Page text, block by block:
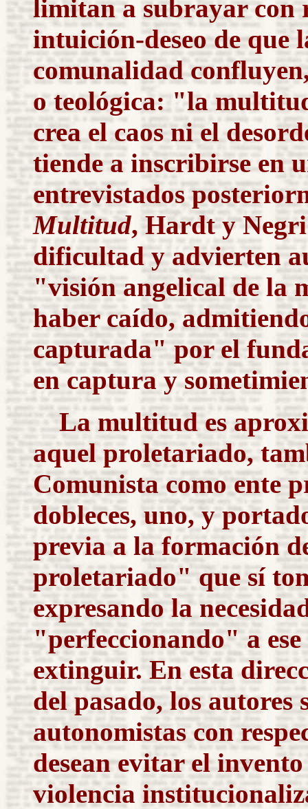
limitan a subrayar con
intuición-deseo de que
comunalidad
o teológica: "la
crea el caos ni el
tiende a inscribirse en
entrevistados
Multitud, Hardt y Negri
dificultad y advierten
"visión angelical de la
haber caído,
capturada" por el
encapturay
La multitud es
aquel proletariado,
Comunista como ente
dobleces, uno, y
previa a la formación
proletariado" que sí
expresando la
"perfeccionando" a ese
extinguir. En esta
del pasado, los autores
autonomistas con
desean evitar el
violencia